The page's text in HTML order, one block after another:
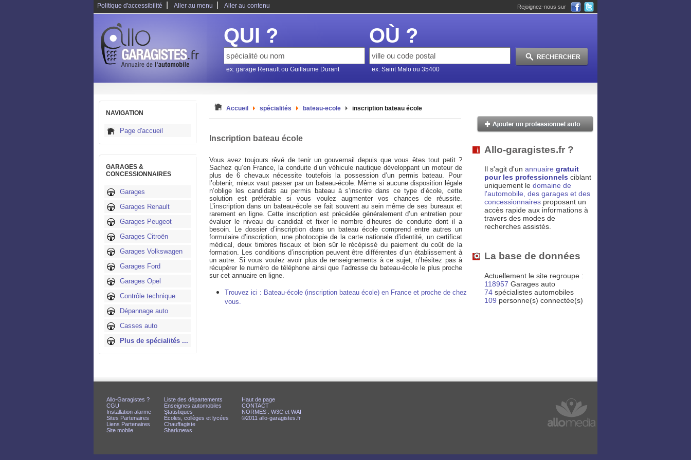
Politique d'accessibilité Aller au menu Aller au contenu Rejoignez-nous sur
QUI ?
ex: garage Renault ou Guillaume Durant
OÙ ?
ex: Saint Malo ou 35400
NAVIGATION
Page d'accueil
GARAGES &
CONCESSIONNAIRES
Garages
Garages Renault
Garages Peugeot
Garages Citroën
Garages Volkswagen
Garages Ford
Garages Opel
Contrôle technique
Dépannage auto
Casses auto
Plus de spécialités ...
Accueil spécialités bateau-ecole inscription bateau école
Inscription bateau école
Vous avez toujours rêvé de tenir un gouvernail depuis que vous êtes tout petit ?
Sachez qu’en France, la conduite d’un véhicule nautique développant un moteur de
plus de 6 chevaux nécessite toutefois la possession d’un permis bateau. Pour
l’obtenir, mieux vaut passer par un bateau-école. Même si aucune disposition légale
n’oblige les candidats au permis bateau à s’inscrire dans ce type d’école, cette
solution est préférable si vous voulez augmenter vos chances de réussite.
L’inscription dans un bateau-école se fait souvent au sein même de ses bureaux et
rarement en ligne. Cette inscription est précédée généralement d’un entretien pour
évaluer le niveau du candidat et fixer le nombre d’heures de conduite dont il a
besoin. Le dossier d’inscription dans un bateau école comprend entre autres un
formulaire d’inscription, une photocopie de la carte nationale d’identité, un certificat
médical, deux timbres fiscaux et bien sûr le récépissé du paiement du coût de la
formation. Les conditions d’inscription peuvent être différentes d’un établissement à
un autre. Si vous voulez avoir plus de renseignements à ce sujet, n’hésitez pas à
récupérer le numéro de téléphone ainsi que l’adresse du bateau-école le plus proche
sur cet annuaire en ligne.
Trouvez ici : Bateau-école (inscription bateau école) en France et proche de chez
vous.
Allo-garagistes.fr ?
Il s'agit d'un annuaire gratuit
pour les professionnels ciblant
uniquement le domaine de
l'automobile, des garages et des
concessionnaires proposant un
accès rapide aux informations à
travers des modes de
recherches assistés.
La base de données
Actuellement le site regroupe :
118957 Garages auto
74 spécialistes automobiles
109 personne(s) connectée(s)
Allo-Garagistes ?
CGU
Installation alarme
Sites Partenaires
Liens Partenaires
Site mobile
Liste des départements
Enseignes automobiles
Statistiques
Écoles, collèges et lycées
Chauffagiste
Sharknews
Haut de page
CONTACT
NORMES : W3C et WAI
©2011 allo-garagistes.fr